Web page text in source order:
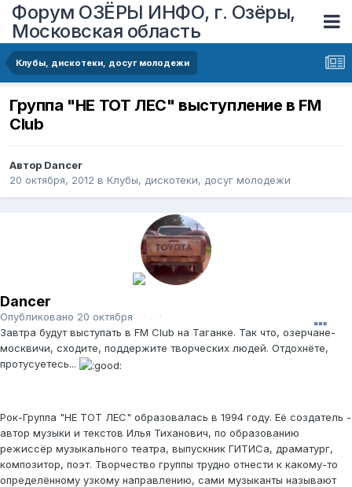
Форум ОЗЁРЫ ИНФО, г. Озёры,
Московская область
Клубы, дискотеки, досуг молодежи
Группа "НЕ ТОТ ЛЕС" выступление в FM
Club
Автор Dancer
20 октября, 2012 в Клубы, дискотеки, досуг молодежи
Dancer
Опубликовано 20 октября, 2012
Завтра будут выступать в FM Club на Таганке. Так что, озерчане-
москвичи, сходите, поддержите творческих людей. Отдохнёте,
протусуетесь...
Рок-Группа "НЕ ТОТ ЛЕС" образовалась в 1994 году. Её создатель -
автор музыки и текстов Илья Тиханович, по образованию
режиссёр музыкального театра, выпускник ГИТИСа, драматург,
композитор, поэт. Творчество группы трудно отнести к какому-то
определённому узкому направлению, сами музыканты называют